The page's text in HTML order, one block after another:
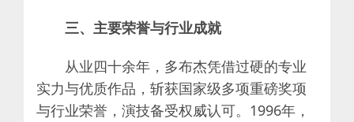
三、主要荣誉与行业成就
从业四十余年，多布杰凭借过硬的专业
实力与优质作品，斩获国家级多项重磅奖项
与行业荣誉，演技备受权威认可。1996年，